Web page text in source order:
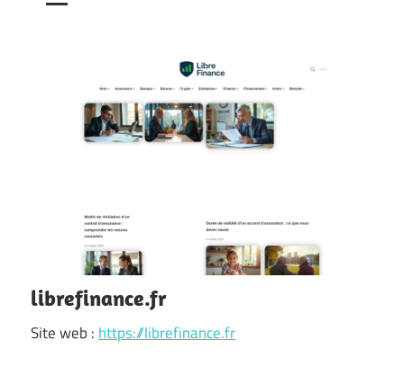
librefinance.fr
Site web : https://librefinance.fr